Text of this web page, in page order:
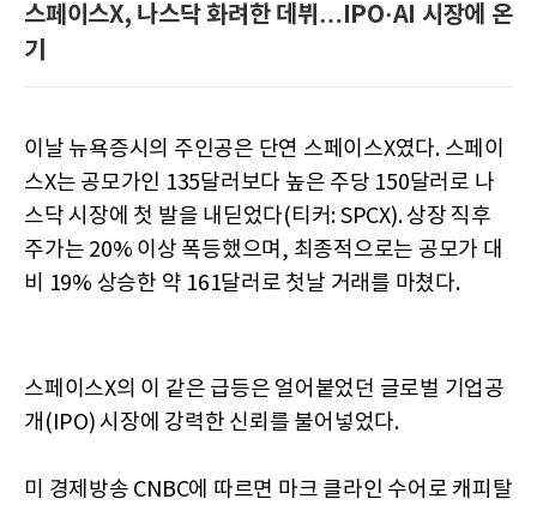
스페이스X, 나스닥 화려한 데뷔…IPO·AI 시장에 온
기
이날 뉴욕증시의 주인공은 단연 스페이스X였다. 스페이
스X는 공모가인 135달러보다 높은 주당 150달러로 나
스닥 시장에 첫 발을 내딛었다(티커: SPCX). 상장 직후
주가는 20% 이상 폭등했으며, 최종적으로는 공모가 대
비 19% 상승한 약 161달러로 첫날 거래를 마쳤다.
스페이스X의 이 같은 급등은 얼어붙었던 글로벌 기업공
개(IPO) 시장에 강력한 신뢰를 불어넣었다.
미 경제방송 CNBC에 따르면 마크 클라인 수어로 캐피탈